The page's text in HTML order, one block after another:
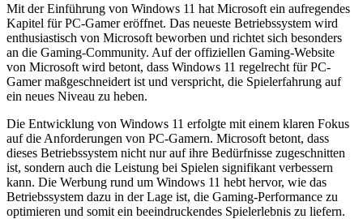
Mit der Einführung von Windows 11 hat Microsoft ein aufregendes
Kapitel für PC-Gamer eröffnet. Das neueste Betriebssystem wird
enthusiastisch von Microsoft beworben und richtet sich besonders
an die Gaming-Community. Auf der offiziellen Gaming-Website
von Microsoft wird betont, dass Windows 11 regelrecht für PC-
Gamer maßgeschneidert ist und verspricht, die Spielerfahrung auf
ein neues Niveau zu heben.
Die Entwicklung von Windows 11 erfolgte mit einem klaren Fokus
auf die Anforderungen von PC-Gamern. Microsoft betont, dass
dieses Betriebssystem nicht nur auf ihre Bedürfnisse zugeschnitten
ist, sondern auch die Leistung bei Spielen signifikant verbessern
kann. Die Werbung rund um Windows 11 hebt hervor, wie das
Betriebssystem dazu in der Lage ist, die Gaming-Performance zu
optimieren und somit ein beeindruckendes Spielerlebnis zu liefern.